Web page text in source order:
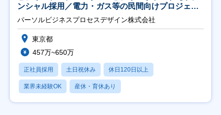
ンシャル採用／電力・ガス等の民間向けプロジェク
ト推進】
パーソルビジネスプロセスデザイン株式会社
東京都
457万~650万
正社員採用 土日祝休み 休日120日以上
業界未経験OK 産休・育休あり